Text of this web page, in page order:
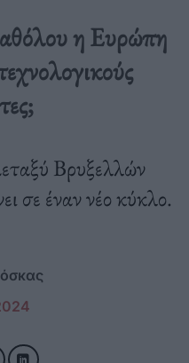
η Ευρώπη
Βρυξελλών
σε έναν νέο κύκλο.